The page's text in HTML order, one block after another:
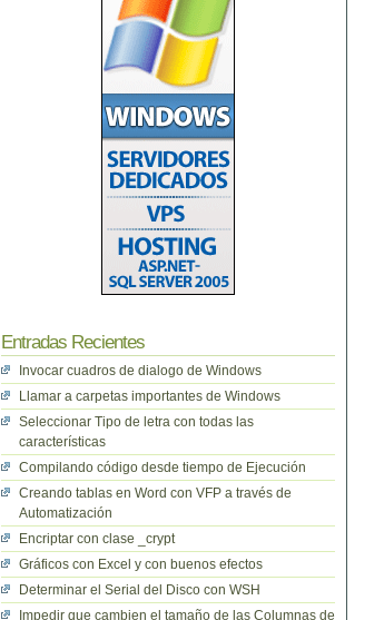
Entradas Recientes
Invocar cuadros de dialogo de Windows
Llamar a carpetas importantes de Windows
Seleccionar Tipo de letra con todas las
características
Compilando código desde tiempo de Ejecución
Creando tablas en Word con VFP a través de
Automatización
Encriptar con clase _crypt
Gráficos con Excel y con buenos efectos
Determinar el Serial del Disco con WSH
Impedir que cambien el tamaño de las Columnas de